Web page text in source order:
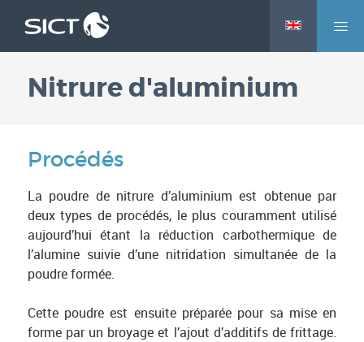
Aller
au
principal
Nitrure d'aluminium
Procédés
La poudre de nitrure d’aluminium est obtenue par
deux types de procédés, le plus couramment utilisé
aujourd’hui étant la réduction carbothermique de
l’alumine suivie d’une nitridation simultanée de la
poudre formée.
Cette poudre est ensuite préparée pour sa mise en
forme par un broyage et l’ajout d’additifs de frittage.